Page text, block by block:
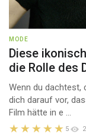
MODE
Diese
die Rolle des
Wenn du dachtest,
dich darauf vor,
Film hätte in e ...
5